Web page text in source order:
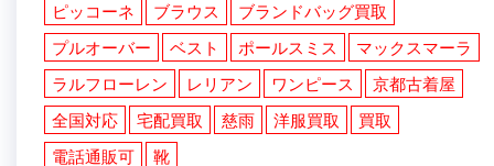
ピッコーネ
ブラウス
ブランドバッグ買取
プルオーバー
ベスト ポールスミス
マックスマーラ
ラルフローレン
レリアン ワンピース
京都古着屋
全国対応
宅配買取 慈雨 洋服買取
買取
電話通販可
靴